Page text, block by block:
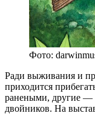
Фото:
Ради выживания и
приходится
ранеными, другие —
двойников. На